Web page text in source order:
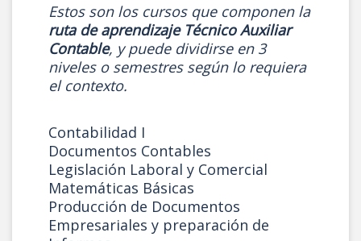
Estos son los cursos que componen la
ruta de aprendizaje Técnico Auxiliar
Contable, y puede dividirse en 3
niveles o semestres según lo requiera
el contexto.
Contabilidad I
Documentos Contables
Legislación Laboral y Comercial
Matemáticas Básicas
Producción de Documentos
Empresariales y preparación de